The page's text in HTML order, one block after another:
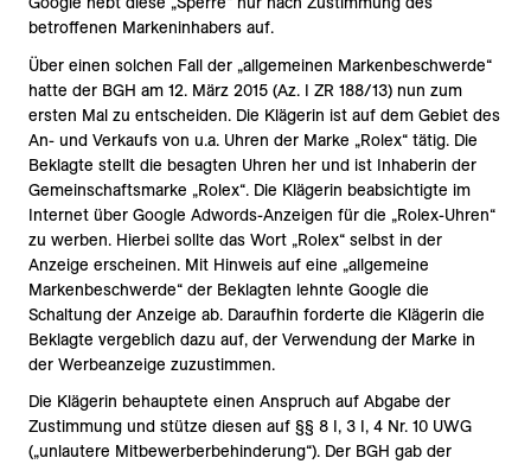
betroffenen Markeninhabers auf.
Über einen solchen Fall der „allgemeinen Markenbeschwerde“
hatte der BGH am 12. März 2015 (Az. I ZR 188/13) nun zum
ersten Mal zu entscheiden. Die Klägerin ist auf dem Gebiet des
An- und Verkaufs von u.a. Uhren der Marke „Rolex“ tätig. Die
Beklagte stellt die besagten Uhren her und ist Inhaberin der
Gemeinschaftsmarke „Rolex“. Die Klägerin beabsichtigte im
Internet über Google Adwords-Anzeigen für die „Rolex-Uhren“
zu werben. Hierbei sollte das Wort „Rolex“ selbst in der
Anzeige erscheinen. Mit Hinweis auf eine „allgemeine
Markenbeschwerde“ der Beklagten lehnte Google die
Schaltung der Anzeige ab. Daraufhin forderte die Klägerin die
Beklagte vergeblich dazu auf, der Verwendung der Marke in
der Werbeanzeige zuzustimmen.
Die Klägerin behauptete einen Anspruch auf Abgabe der
Zustimmung und stütze diesen auf §§ 8 I, 3 I, 4 Nr. 10 UWG
(„unlautere Mitbewerberbehinderung“). Der BGH gab der